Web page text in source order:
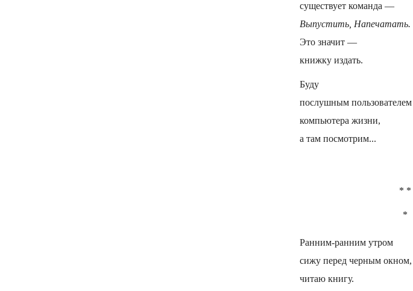
существует команда —
Выпустить, Напечатать.
Это значит —
книжку издать.
Буду
послушным пользователем
компьютера жизни,
а там посмотрим...
* *
*
Ранним-ранним утром
сижу перед черным окном,
читаю книгу.